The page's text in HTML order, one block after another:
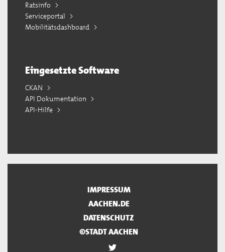
Ratsinfo
Serviceportal
Mobilitätsdashboard
Eingesetzte Software
CKAN
API Dokumentation
API-Hilfe
IMPRESSUM
AACHEN.DE
DATENSCHUTZ
©STADT AACHEN